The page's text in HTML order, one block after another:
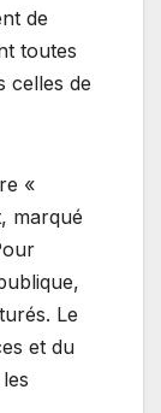
de
toutes
celles de
«
marqué
Le
et du